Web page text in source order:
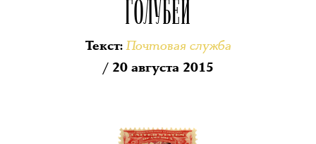
ГОЛУБЕЙ
Текст:Почтовая служба
/ 20 августа 2015